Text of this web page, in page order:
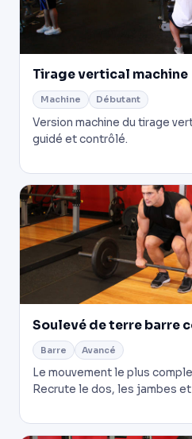
Tirage vertical machine
Machine Débutant
Version machine du tirage
guidé et contrôlé.
Soulevé de terre barre
Barre Avancé
Le mouvement le plus
Recrute le dos, les jambes